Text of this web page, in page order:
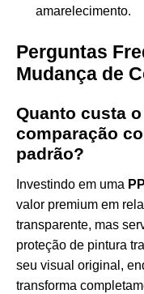
amarelecimento.
Perguntas
Mudança de
Quanto custa
comparação
padrão?
Investindo em uma
valor premium em
transparente, mas
proteção de pintura
seu visual original,
transforma